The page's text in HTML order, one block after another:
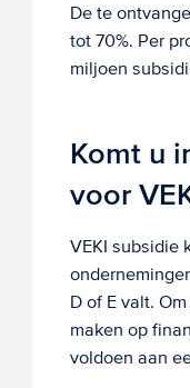
De te
tot 70%. Per
miljoen
Komt u
voor
VEKI subsidie
D of E valt.
maken op
voldoen aan